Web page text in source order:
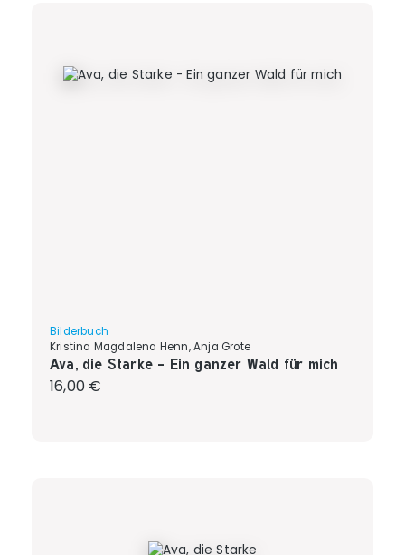
Bilderbuch
Kristina Magdalena Henn, Anja Grote
Ava, die Starke - Ein ganzer Wald für mich
Regulärer Preis:
16,00 €